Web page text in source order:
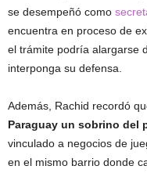
se desempeñó como
encuentra en proceso de
el trámite podría alargarse
interponga su defensa.
Además, Rachid recordó
Paraguay un sobrino del
vinculado a negocios de
en el mismo barrio donde